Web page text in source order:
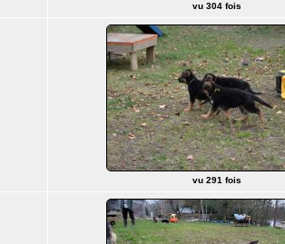
vu 304 fois
vu 291 fois